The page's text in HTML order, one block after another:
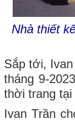
Nhà thiết
Sắp tới,
tháng 9-
thời trang tại
Ivan Trần